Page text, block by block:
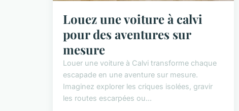
Louez une voiture à calvi
pour des aventures sur
mesure
Louer une voiture à Calvi transforme chaque
escapade en une aventure sur mesure.
Imaginez explorer les criques isolées, gravir
les routes escarpées ou...